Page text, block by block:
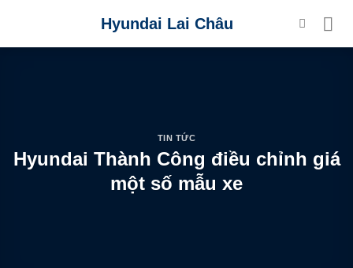
content
Hyundai Lai Châu
TIN TỨC
Hyundai Thành Công điều chỉnh giá
một số mẫu xe